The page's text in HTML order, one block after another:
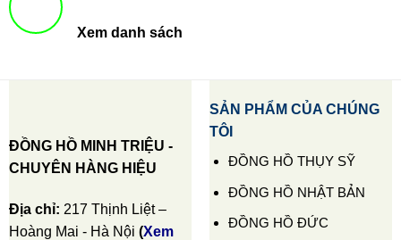
Xem danh sách
ĐỒNG HỒ MINH TRIỆU -
CHUYÊN HÀNG HIỆU
Địa chỉ: 217 Thịnh Liệt –
Hoàng Mai - Hà Nội (Xem
SẢN PHẨM CỦA CHÚNG
TÔI
ĐỒNG HỒ THỤY SỸ
ĐỒNG HỒ NHẬT BẢN
ĐỒNG HỒ ĐỨC